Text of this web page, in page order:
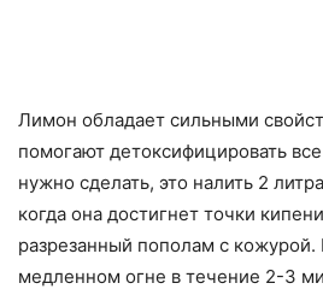
Лимон обладает сильными
помогают детоксифицировать
нужно сделать, это налить 2
когда она достигнет точки
разрезанный пополам с кожурой.
медленном огне в течение 2-3